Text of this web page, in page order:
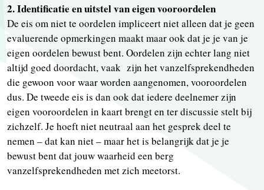
2. Identificatie en uitstel van eigen vooroordelen
De eis om niet te oordelen impliceert niet alleen dat je geen
evaluerende opmerkingen maakt maar ook dat je je van je
eigen oordelen bewust bent. Oordelen zijn echter lang niet
altijd goed doordacht, vaak zijn het vanzelfsprekendheden
die gewoon voor waar worden aangenomen, vooroordelen
dus. De tweede eis is dan ook dat iedere deelnemer zijn
eigen vooroordelen in kaart brengt en ter discussie stelt bij
zichzelf. Je hoeft niet neutraal aan het gesprek deel te
nemen – dat kan niet – maar het is belangrijk dat je je
bewust bent dat jouw waarheid een berg
vanzelfsprekendheden met zich meetorst.